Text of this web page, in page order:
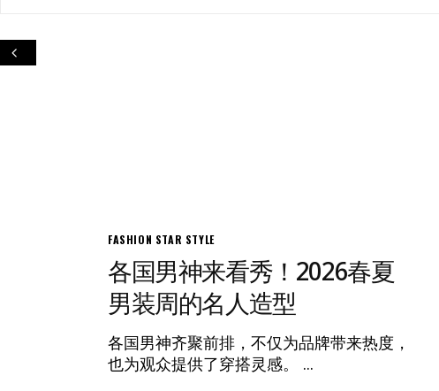
FASHION STAR STYLE
各国男神来看秀！2026春夏
男装周的名人造型
各国男神齐聚前排，不仅为品牌带来热度，
也为观众提供了穿搭灵感。